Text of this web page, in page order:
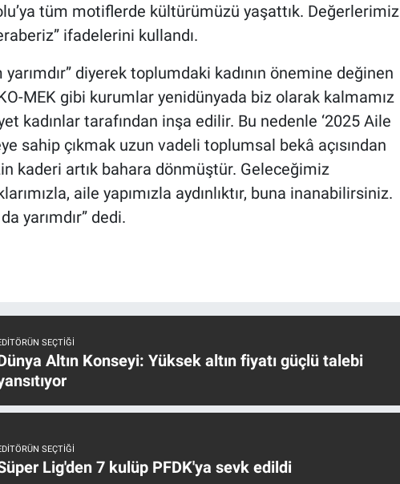
tüm motiflerde kültürümüzü yaşattık. Değerlerimiz
ifadelerini kullandı.
yarımdır” diyerek toplumdaki kadının önemine değinen
MEK gibi kurumlar yenidünyada biz olarak kalmamız
kadınlar tarafından inşa edilir. Bu nedenle ‘2025 Aile
sahip çıkmak uzun vadeli toplumsal bekâ açısından
kaderi artık bahara dönmüştür. Geleceğimiz
aile yapımızla aydınlıktır, buna inanabilirsiniz.
yarımdır” dedi.
SEÇTIĞI
Altın Konseyi: Yüksek altın fiyatı güçlü talebi
SEÇTIĞI
Lig'den 7 kulüp PFDK'ya sevk edildi